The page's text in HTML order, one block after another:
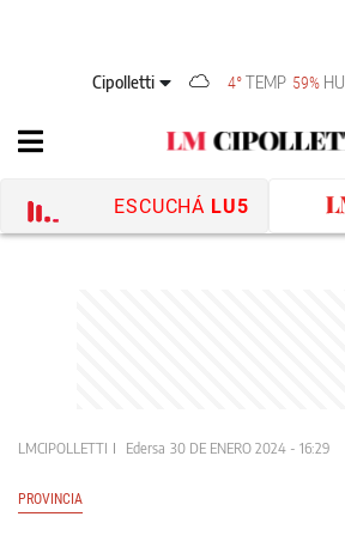
Cipolletti 4° TEMP 59%
ESCUCHÁ LU5
LMCIPOLLETTI Edersa 30 DE ENERO 2024 - 16:29
PROVINCIA